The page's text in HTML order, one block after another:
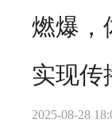
燃爆，
实现传
2025-08-28